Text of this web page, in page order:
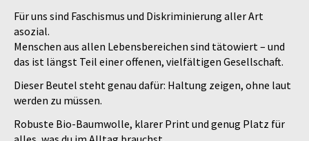
Für uns sind Faschismus und Diskriminierung aller Art
asozial.
Menschen aus allen Lebensbereichen sind tätowiert – und
das ist längst Teil einer offenen, vielfältigen Gesellschaft.
Dieser Beutel steht genau dafür: Haltung zeigen, ohne laut
werden zu müssen.
Robuste Bio-Baumwolle, klarer Print und genug Platz für